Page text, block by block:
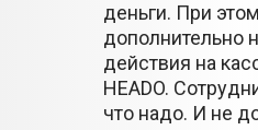
деньги. При
дополнительно
действия на
HEADO.
что надо. И не